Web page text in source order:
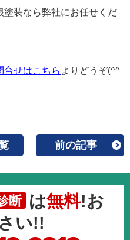
装なら弊社にお任せくだ
合せはこちら よりどうぞ(^^
前の記事
断 は無料!お
い!!